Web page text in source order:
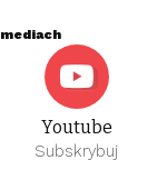
Youtube
Subskrybuj